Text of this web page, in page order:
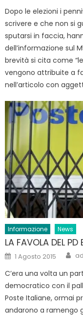
Dopo le elezioni i
scrivere e che non si
sputarsi in faccia,
dell’informazione sul
brevità si cita come
vengono attribuite a
nell’articolo con
Informazione News
LA FAVOLA DEL PD
Posted
on
1 Agosto 2015
C’era una volta un
democratico con il
Poste Italiane, ormai
andarono a ramengo